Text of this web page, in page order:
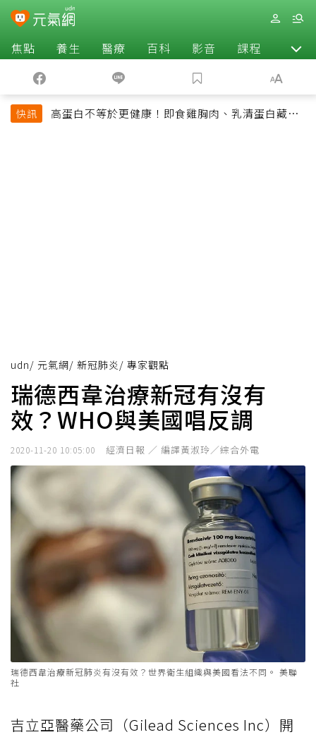
焦點 養生 醫療 百科 影音 課程 退休
快訊
高蛋白不等於更健康！即食雞胸肉、乳清蛋白藏陷
udn/ 元氣網/ 新冠肺炎 / 專家觀點
瑞德西韋治療新冠有沒有
效？WHO與美國唱反調
2020-11-20 10:05:00 經濟日報 ／ 編譯黃淑玲／綜合外電
瑞德西韋治療新冠肺炎有沒有效？世界衛生組織與美國看法不同。 美聯
社
吉立亞醫藥公司（Gilead Sciences Inc）開